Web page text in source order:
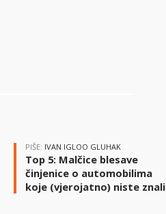
PIŠE: IVAN IGLOO GLUHAK
Top 5: Malčice blesave
činjenice o automobilima
koje (vjerojatno) niste znali